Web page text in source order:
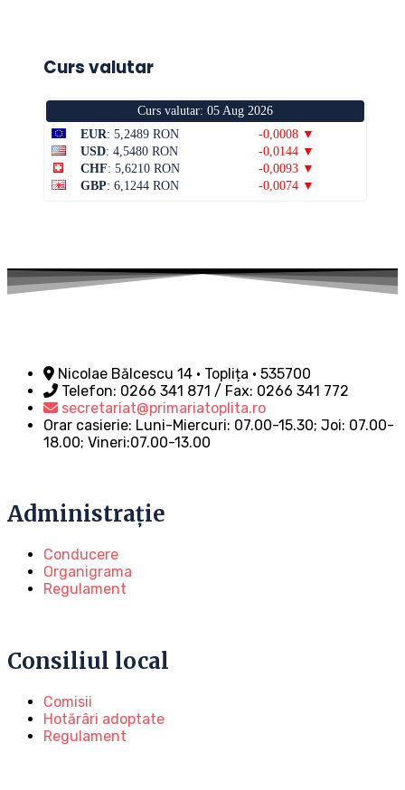
Curs valutar
Curs valutar: 05 Aug 2026
EUR: 5,2489 RON
-0,0008 ▼
USD: 4,5480 RON
-0,0144 ▼
CHF: 5,6210 RON
-0,0093 ▼
GBP: 6,1244 RON -0,0074 ▼
Nicolae Bălcescu 14 • Toplița • 535700
Telefon: 0266 341 871 / Fax: 0266 341 772
secretariat@primariatoplita.ro
Orar casierie: Luni-Miercuri: 07.00-15.30; Joi: 07.00-
18.00; Vineri:07.00-13.00
Administrație
Conducere
Organigrama
Regulament
Consiliul local
Comisii
Hotărâri adoptate
Regulament